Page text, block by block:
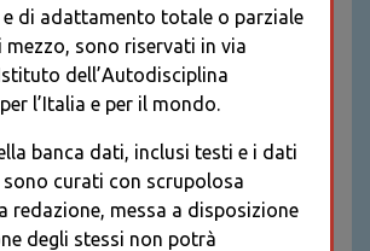
di adattamento totale o parziale
mezzo, sono riservati in via
dell’Autodisciplina
l’Italia e per il mondo.
banca dati, inclusi testi e i dati
curati con scrupolosa
redazione, messa a disposizione
degli stessi non potrà